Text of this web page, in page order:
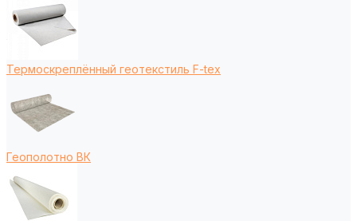
Термоскреплённый геотекстиль F-tex
Геополотно ВК